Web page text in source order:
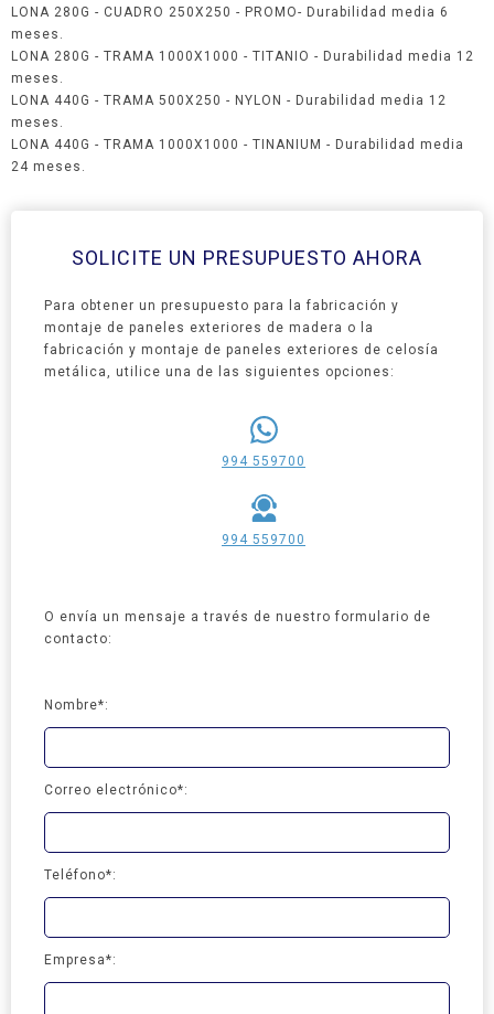
LONA 280G - CUADRO 250X250 - PROMO- Durabilidad media 6
meses.
LONA 280G - TRAMA 1000X1000 - TITANIO - Durabilidad media 12
meses.
LONA 440G - TRAMA 500X250 - NYLON - Durabilidad media 12
meses.
LONA 440G - TRAMA 1000X1000 - TINANIUM - Durabilidad media
24 meses.
SOLICITE UN PRESUPUESTO AHORA
Para obtener un presupuesto para la fabricación y
montaje de paneles exteriores de madera o la
fabricación y montaje de paneles exteriores de celosía
metálica, utilice una de las siguientes opciones:
994 559700
994 559700
O envía un mensaje a través de nuestro formulario de
contacto:
Nombre*:
Correo electrónico*:
Teléfono*:
Empresa*: